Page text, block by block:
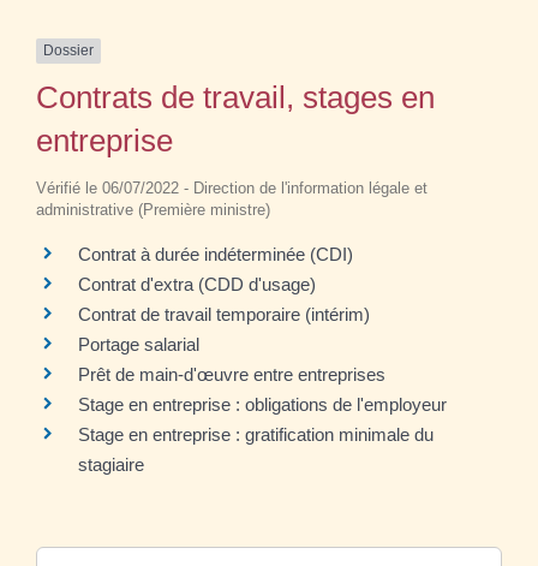
Dossier
Contrats de travail, stages en
entreprise
Vérifié le 06/07/2022 - Direction de l'information légale et
administrative (Première ministre)
Contrat à durée indéterminée (CDI)
Contrat d'extra (CDD d'usage)
Contrat de travail temporaire (intérim)
Portage salarial
Prêt de main-d'œuvre entre entreprises
Stage en entreprise : obligations de l'employeur
Stage en entreprise : gratification minimale du
stagiaire